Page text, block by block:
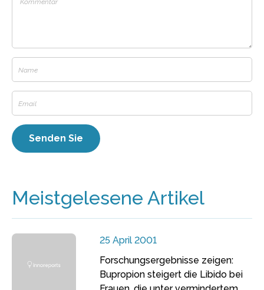
Meistgelesene Artikel
25 April 2001
Forschungsergebnisse zeigen:
Bupropion steigert die Libido bei